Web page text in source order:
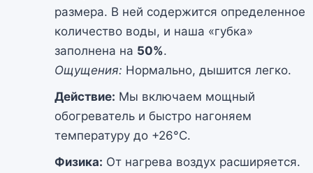
размера. В ней содержится определенное
количество воды, и наша «губка»
заполнена на 50%.
Ощущения: Нормально, дышится легко.
Действие: Мы включаем мощный
обогреватель и быстро нагоняем
температуру до +26°C.
Физика: От нагрева воздух расширяется.